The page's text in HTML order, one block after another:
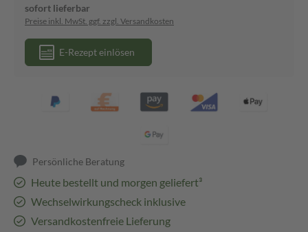
sofort lieferbar
Preise inkl. MwSt. ggf. zzgl. Versandkosten
E-Rezept einlösen
Persönliche Beratung
Heute bestellt und morgen geliefert³
Wechselwirkungscheck inklusive
Versandkostenfreie Lieferung